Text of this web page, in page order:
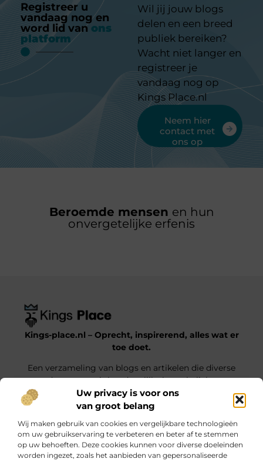
Uw privacy is voor ons
van groot belang
Wij maken gebruik van cookies en vergelijkbare technologieën
om uw gebruikservaring te verbeteren en beter af te stemmen
op uw behoeften. Deze cookies kunnen voor diverse doeleinden
worden ingezet, zoals het aanbieden van gepersonaliseerde
Registreer u
vandaag nog en
word lid van ons
platform
Wil jij jouw blogs
delen en een breed
publiek bereiken?
Wacht niet langer en
registreer je
vandaag nog op
Kings Place.nl
Neem hier
contact met
ons op
Beroemde mensen en hun
onvergetelijke erfenis
Kings-place.nl – Oprecht, inspirerend, alles wat er
toe doet.
Een verzameling van blogs en artikelen die diverse
onderwerpen uit het dagelijks leven belichten.
Onze informatie
Bericht categorie